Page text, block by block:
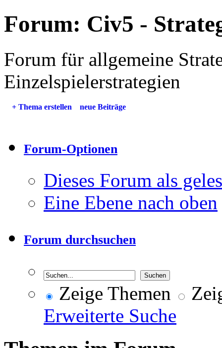
Forum: Civ5 -
Forum für allgemeine
Einzelspielerstrategien
+ Thema erstellen neue Beiträge
Forum-Optionen
Dieses Forum als
Eine Ebene nach oben
Forum durchsuchen
Zeige Themen
Erweiterte Suche